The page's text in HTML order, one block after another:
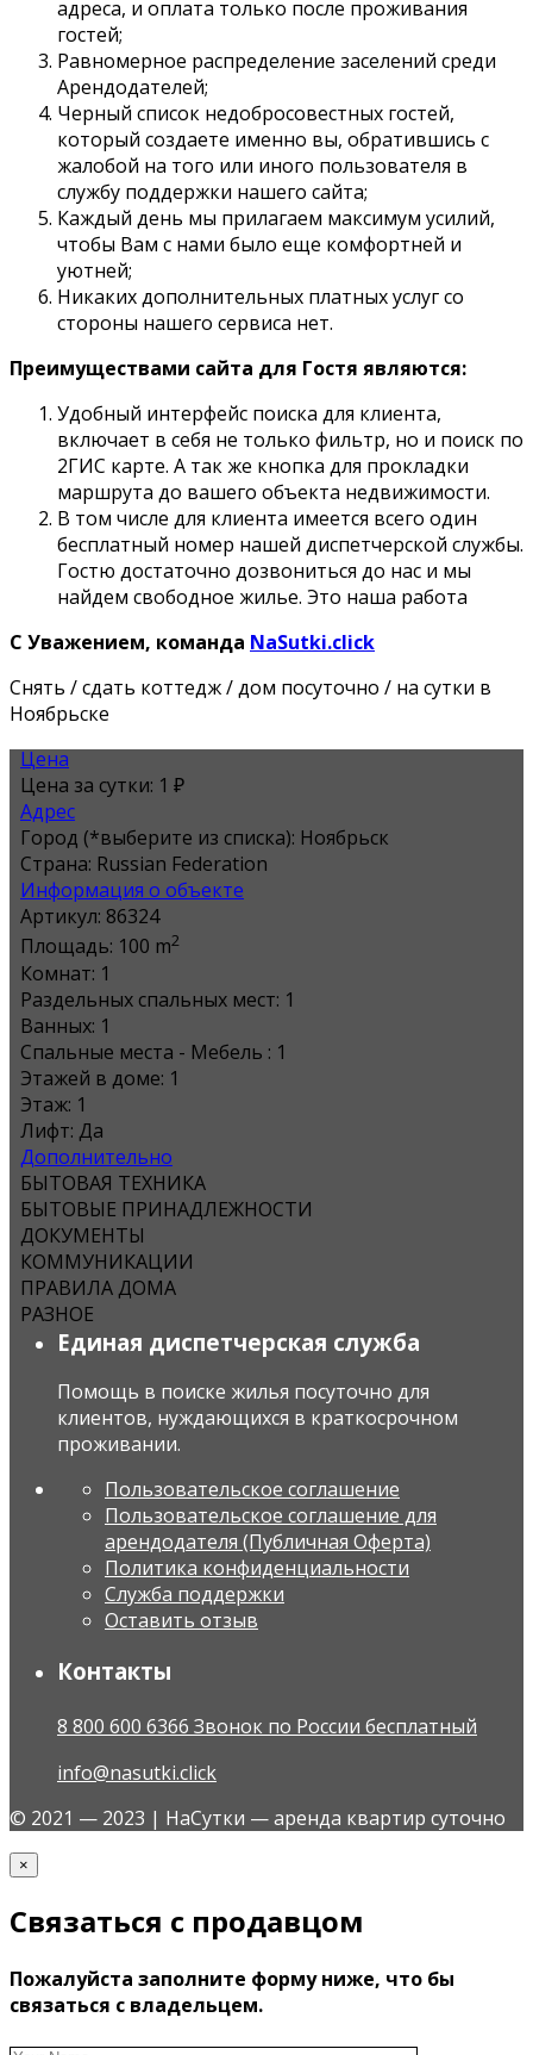
адреса, и оплата только после проживания
гостей;
Равномерное распределение заселений среди
Арендодателей;
Черный список недобросовестных гостей,
который создаете именно вы, обратившись с
жалобой на того или иного пользователя в
службу поддержки нашего сайта;
Каждый день мы прилагаем максимум усилий,
чтобы Вам с нами было еще комфортней и
уютней;
Никаких дополнительных платных услуг со
стороны нашего сервиса нет.
Преимуществами сайта для Гостя являются:
Удобный интерфейс поиска для клиента,
включает в себя не только фильтр, но и поиск по
2ГИС карте. А так же кнопка для прокладки
маршрута до вашего объекта недвижимости.
В том числе для клиента имеется всего один
бесплатный номер нашей диспетчерской службы.
Гостю достаточно дозвониться до нас и мы
найдем свободное жилье. Это наша работа
С Уважением, команда NaSutki.click
Снять / сдать коттедж / дом посуточно / на сутки в
Ноябрьске
Цена
Цена за сутки: 1 ₽
Адрес
Город (*выберите из списка): Ноябрьск
Страна: Russian Federation
Информация о объекте
Артикул: 86324
Площадь: 100 m2
Комнат: 1
Раздельных спальных мест: 1
Ванных: 1
Спальные места - Мебель : 1
Этажей в доме: 1
Этаж: 1
Лифт: Да
Дополнительно
БЫТОВАЯ ТЕХНИКА
БЫТОВЫЕ ПРИНАДЛЕЖНОСТИ
ДОКУМЕНТЫ
КОММУНИКАЦИИ
ПРАВИЛА ДОМА
РАЗНОЕ
Единая диспетчерская служба
Помощь в поиске жилья посуточно для
клиентов, нуждающихся в краткосрочном
проживании.
Пользовательское соглашение
Пользовательское соглашение для
арендодателя (Публичная Оферта)
Политика конфиденциальности
Служба поддержки
Оставить отзыв
Контакты
8 800 600 6366 Звонок по России бесплатный
info@nasutki.click
© 2021 — 2023 | НаСутки — аренда квартир суточно
×
Связаться с продавцом
Пожалуйста заполните форму ниже, что бы
связаться с владельцем.